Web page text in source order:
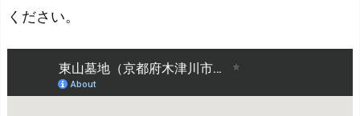
ください。